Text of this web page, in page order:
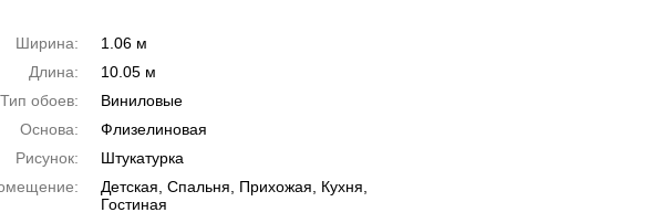
Ширина:
1.06 м
Длина:
10.05 м
Тип обоев:
Виниловые
Основа:
Флизелиновая
Рисунок:
Штукатурка
Детская, Спальня, Прихожая, Кухня,
Гостиная